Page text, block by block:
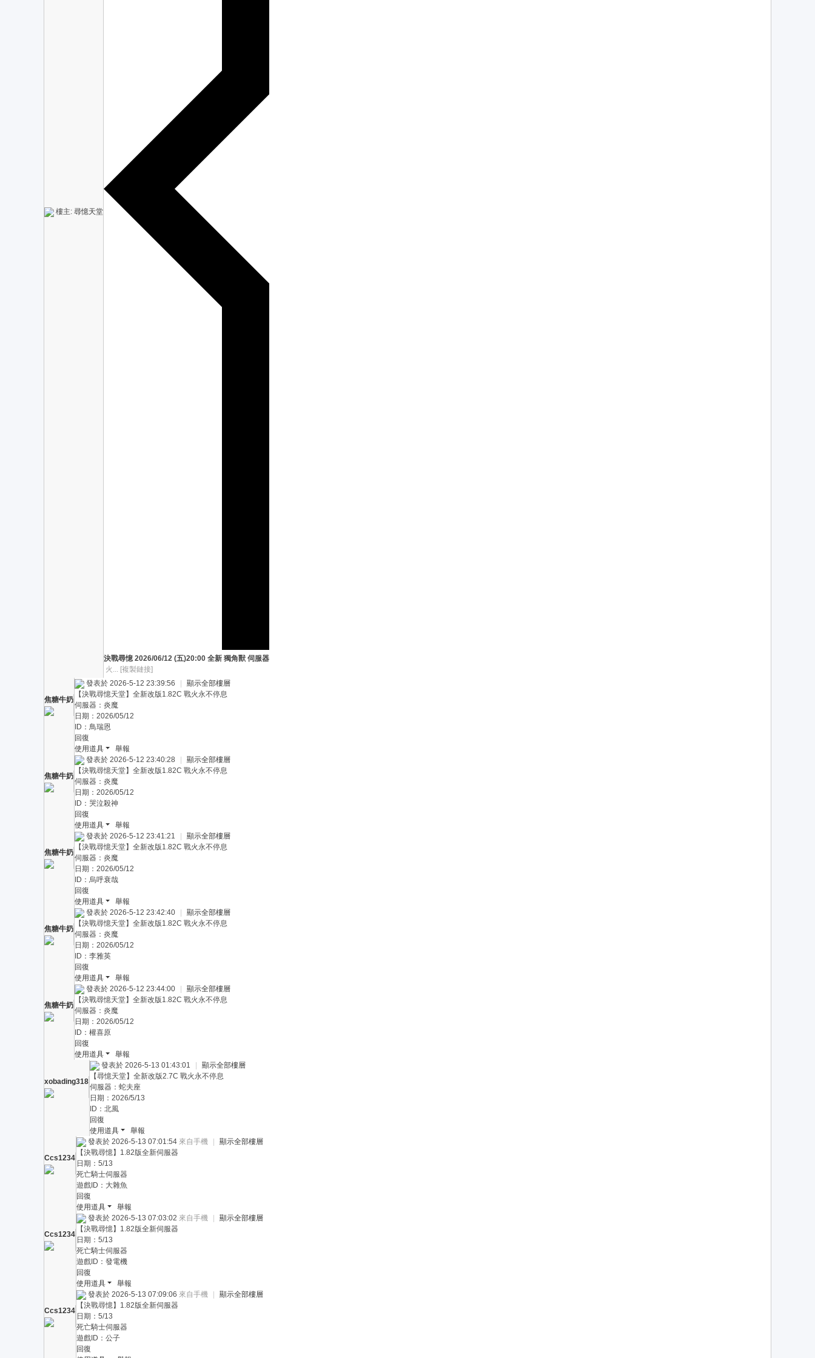
樓主: 尋憶天堂
決戰尋憶 2026/06/12 (五)20:00 全新 獨角獸 伺服器
火... [複製鏈接]
焦糖牛奶
發表於 2026-5-12 23:39:56
顯示全部樓層
【決戰尋憶天堂】全新改版1.82C 戰火永不停息
伺服器：炎魔
日期：2026/05/12
ID：鳥瑞恩
回復
使用道具
舉報
焦糖牛奶
發表於 2026-5-12 23:40:28
顯示全部樓層
【決戰尋憶天堂】全新改版1.82C 戰火永不停息
伺服器：炎魔
日期：2026/05/12
ID：哭泣殺神
回復
使用道具
舉報
焦糖牛奶
發表於 2026-5-12 23:41:21
顯示全部樓層
【決戰尋憶天堂】全新改版1.82C 戰火永不停息
伺服器：炎魔
日期：2026/05/12
ID：烏呼衰哉
回復
使用道具
舉報
焦糖牛奶
發表於 2026-5-12 23:42:40
顯示全部樓層
【決戰尋憶天堂】全新改版1.82C 戰火永不停息
伺服器：炎魔
日期：2026/05/12
ID：李雅英
回復
使用道具
舉報
焦糖牛奶
發表於 2026-5-12 23:44:00
顯示全部樓層
【決戰尋憶天堂】全新改版1.82C 戰火永不停息
伺服器：炎魔
日期：2026/05/12
ID：權喜原
回復
使用道具
舉報
xobading318
發表於 2026-5-13 01:43:01
顯示全部樓層
【尋憶天堂】全新改版2.7C 戰火永不停息
伺服器：蛇夫座
日期：2026/5/13
ID：北風
回復
使用道具
舉報
Ccs1234
發表於 2026-5-13 07:01:54 來自手機
顯示全部樓層
【決戰尋憶】1.82版全新伺服器
日期：5/13
死亡騎士伺服器
遊戲ID：大雜魚
回復
使用道具
舉報
Ccs1234
發表於 2026-5-13 07:03:02 來自手機
顯示全部樓層
【決戰尋憶】1.82版全新伺服器
日期：5/13
死亡騎士伺服器
遊戲ID：發電機
回復
使用道具
舉報
Ccs1234
發表於 2026-5-13 07:09:06 來自手機
顯示全部樓層
【決戰尋憶】1.82版全新伺服器
日期：5/13
死亡騎士伺服器
遊戲ID：公子
回復